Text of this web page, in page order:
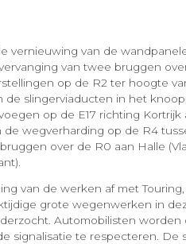
vernieuwing van de
van twee bruggen
op de R2 ter hoogte
slingerviaducten in het
op de E17 richting Kortrijk
wegverharding op de R4
over de R0 aan Halle
van de werken af met Touring,
grote wegenwerken in
Automobilisten worden
signalisatie te respecteren. De